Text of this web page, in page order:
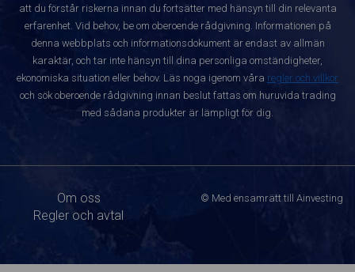
att du förstår riskerna innan du fortsätter med hänsyn till din relevanta
erfarenhet. Vid behov, be om oberoende rådgivning. Informationen på
denna webbplats och informationsdokument är endast av allmän
karaktär, och tar inte hänsyn till dina personliga omständigheter,
ekonomiska situation eller behov. Läs noga igenom våra regler och villkor
och sök oberoende rådgivning innan beslut fattas om huruvida trading
med sådana produkter är lämpligt för dig.
Om oss
Regler och avtal
© Med ensamrätt till Ainvesting